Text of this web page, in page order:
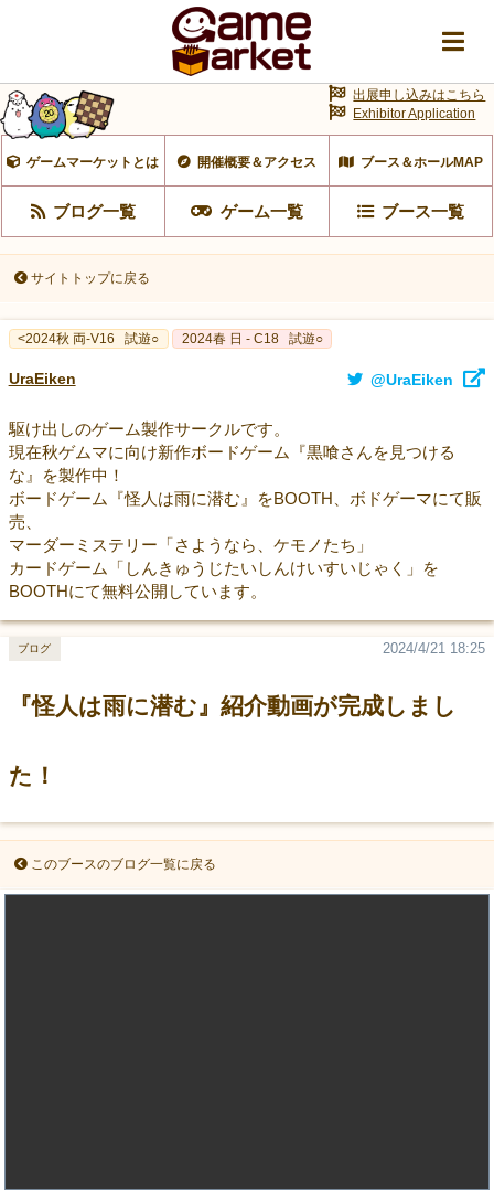
ゲームマーケットとは 開催概要＆アクセス ブース＆ホールMAP
ブログ一覧 ゲーム一覧 ブース一覧
出展申し込みはこちら
Exhibitor Application
サイトトップに戻る
<2024秋 両-V16 試遊○ 2024春 日 - C18 試遊○
UraEiken @UraEiken
駆け出しのゲーム製作サークルです。
現在秋ゲムマに向け新作ボードゲーム『黒喰さんを見つける
な』を製作中！
ボードゲーム『怪人は雨に潜む』をBOOTH、ボドゲーマにて販
売、
マーダーミステリー「さようなら、ケモノたち」
カードゲーム「しんきゅうじたいしんけいすいじゃく」を
BOOTHにて無料公開しています。
『怪人は雨に潜む』紹介動画が完成しまし
た！
2024/4/21 18:25
ブログ
このブースのブログ一覧に戻る